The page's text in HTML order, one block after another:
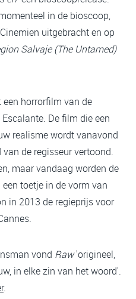
in de bioscoop,
uitgebracht en op
Salvaje (The Untamed)
horrorfilm van de
De film die een
realisme wordt vanavond
de regisseur vertoond.
maar vandaag worden de
toetje in de vorm van
in 2013 de regieprijs voor
vond Raw'origineel,
in elke zin van het woord'.
.